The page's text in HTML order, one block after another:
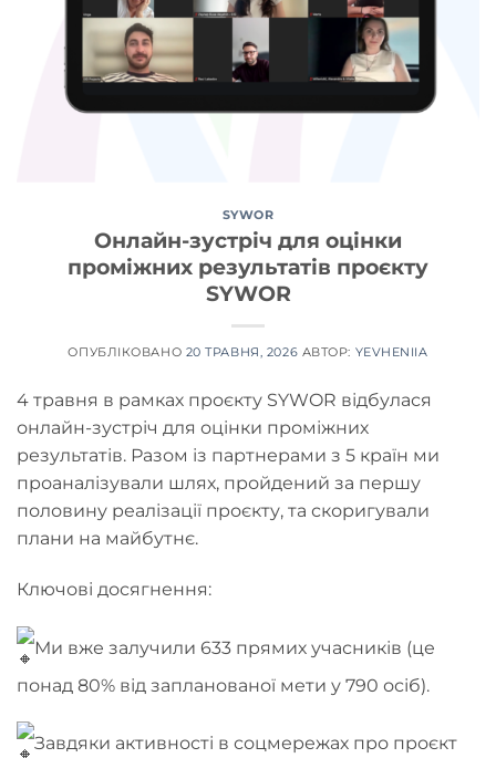
SYWOR
Онлайн-зустріч для оцінки
проміжних результатів проєкту
SYWOR
ОПУБЛІКОВАНО 20 ТРАВНЯ, 2026 АВТОР: YEVHENIIA
4 травня в рамках проєкту SYWOR відбулася
онлайн-зустріч для оцінки проміжних
результатів. Разом із партнерами з 5 країн ми
проаналізували шлях, пройдений за першу
половину реалізації проєкту, та скоригували
плани на майбутнє.
Ключові досягнення:
Ми вже залучили 633 прямих учасників (це
понад 80% від запланованої мети у 790 осіб).
Завдяки активності в соцмережах про проєкт